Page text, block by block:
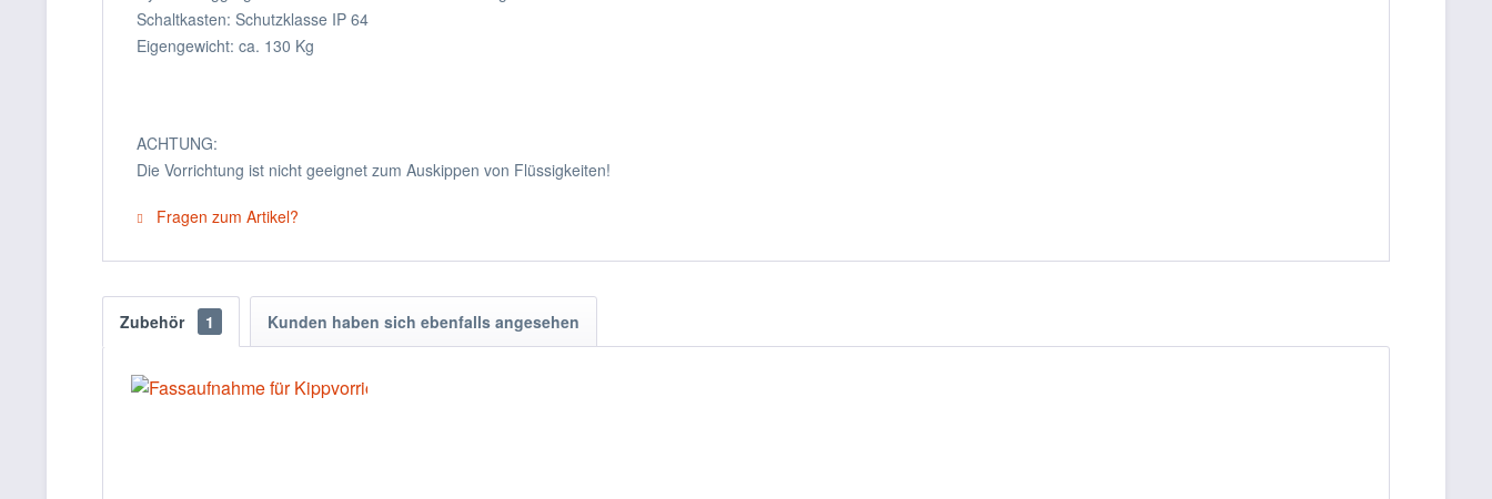
Schaltkasten: Schutzklasse IP 64
Eigengewicht: ca. 130 Kg
ACHTUNG:
Die Vorrichtung ist nicht geeignet zum Auskippen von Flüssigkeiten!
Fragen zum Artikel?
Zubehör 1 Kunden haben sich ebenfalls angesehen